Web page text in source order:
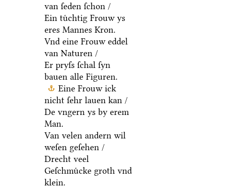
van ſeden ſchon /
Ein tuͤchtig Frouw ys
eres Mannes Kron.
Vnd eine Frouw eddel
van Naturen /
Er pryſs ſchal ſyn
bauen alle Figuren.
Eine Frouw ick
nicht ſehr lauen kan /
De vngern ys by erem
Man.
Van velen andern wil
weſen geſehen /
Drecht veel
Geſchmuͤcke groth vnd
klein.